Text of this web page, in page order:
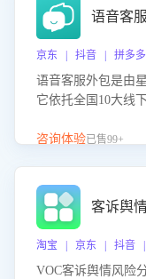
度、客服转化能力
语音客
京东 | 抖音 | 拼多
语音客服外包是由
它依托全国10大线
客服团队和智能工
咨询体验已售99+
客诉舆
淘宝 | 京东 | 抖音
VOC客诉舆情风险